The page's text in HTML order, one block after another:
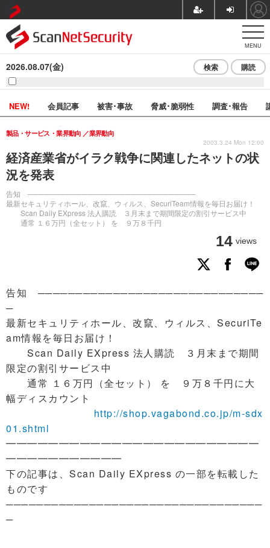
MENU
2026.08.07(金) 検索 購読
NEW! 会員記事 被害･事故 脅威･脆弱性 調査･報告
経済産業省がイラク戦争に関連したネットの状
況を発表
告知 ───────────────────────────────
最新セキュリティホール、改竄、ウィルス、SecuriTeam情報を毎日お届け！
Scan Daily EXpress 法人購読 ３月末まで期間限定の割引サービス中
通常 １６万円（全セット） を ９万８千円
製品・サービス・業界動向 業界動向
14 views
2003.3.24 Mon 12:00
告知 ──────────────────────────────
─
最新セキュリティホール、改竄、ウィルス、SecuriTe
am情報を毎日お届け！
Scan Daily EXpress 法人購読 ３月末まで期間
限定の割引サービス中
通常 １６万円（全セット） を ９万８千円に大
幅ディスカウント
http://shop.vagabond.co.jp/m-sdx
01.shtml
━━━━━━━━━━━━━━━━━━━━━━━━
━━━━━━━━━━━
下の記事は、Scan Daily EXpress の一部を転載した
ものです
──────────────────────────────────
─